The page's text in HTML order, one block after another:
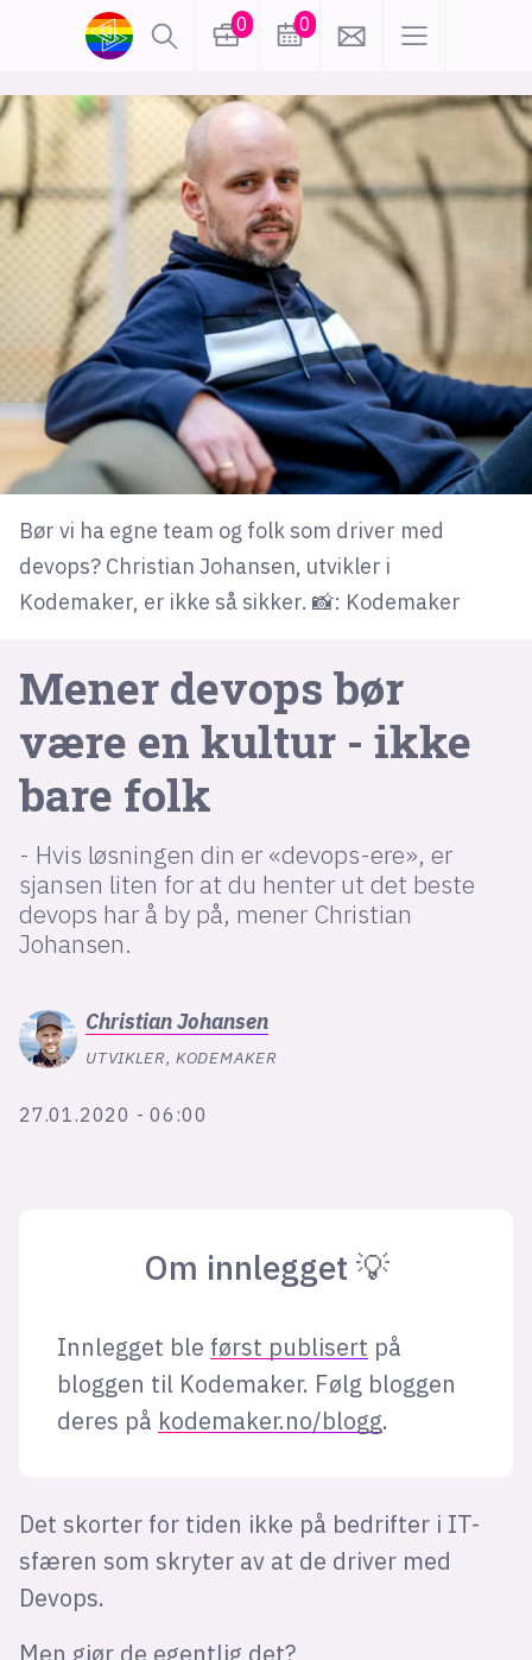
0 0
Bør vi ha egne team og folk som driver med
devops? Christian Johansen, utvikler i
Kodemaker, er ikke så sikker. 📸: Kodemaker
Mener devops bør
være en kultur - ikke
bare folk
- Hvis løsningen din er «devops-ere», er
sjansen liten for at du henter ut det beste
devops har å by på, mener Christian
Johansen.
ChristianJohansen
UTVIKLER, KODEMAKER
27.01.2020 - 06:00
Om innlegget 💡
Innlegget ble først publisert på
bloggen til Kodemaker. Følg bloggen
deres på kodemaker.no/blogg.
Det skorter for tiden ikke på bedrifter i IT-
sfæren som skryter av at de driver med
Devops.
Men gjør de egentlig det?
lønn
KI
karriere
meninger
utdanning sikkerhet
kontor
frontend
backend
apputvikling
devops
IoT
design
tilgjengelighet
ukas koder
inn/ut
lys modus
kode24-klubben
LinkedIn
Facebook
annonsepriser
suksesshistorier
Bli firmapartner